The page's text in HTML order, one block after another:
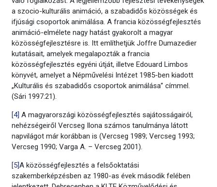
a szocio-kulturális animáció, a szabadidős közösségek és
ifjúsági csoportok animálása. A francia közösségfejlesztés
animáció-elmélete nagy hatást gyakorolt a magyar
közösségfejlesztésre is. Itt említhetjük Joffre Dumazedier
kutatásait, amelyek megalapozták a francia
közösségfejlesztés egyéni útját, illetve Edouard Limbos
könyvét, amelyet a Népművelési Intézet 1985-ben kiadott
„Kulturális és szabadidős csoportok animálása” címmel.
(Sári 1997:21).
[4] A magyarországi közösségfejlesztés sajátosságairól,
nehézségeiről Vercseg Ilona számos tanulmánya látott
napvilágot már korábban is (Vercseg 1989; Vercseg 1993;
Vercseg 1990; Varga A. – Vercseg 2001).
[5] A közösségfejlesztés a felsőoktatási
szakemberképzésben az 1980-as évek második felében